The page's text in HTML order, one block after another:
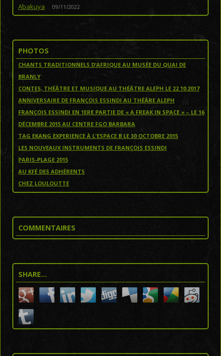
Abakuya
09/11/2022
PHOTOS
CHANTS TRADITIONNELS D’AFRIQUE AU MUSÉE DU QUAI DE
BRANLY
CONTES, THÉÂTRE ET MUSIQUE AU THÉÂTRE ALEPH LE 22.10.2017
ANNIVERSAIRE DE FRANÇOIS ESSINDI AU THÉÂRE ALEPH
FRANÇOIS ESSINDI EN 1ERE PARTIE DE « A FREAK IN SPACE » – LE 16
DÉCEMBRE 2015 AU CENTRE FGO BARBARA
TAG EKANG EXPERIENCE À L'ESPACE B LE 30 OCTOBRE 2015
LES NOUVEAUX INSTRUMENTS DE FRANÇOIS ESSINDI
PARIS-PLAGE 2015
AU KFÉ DES ADHÉRENTS
CHEZ LOULOUTTE
COMMENTAIRES
SHARE…